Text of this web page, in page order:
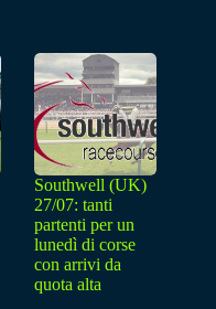
Southwell (UK)
27/07: tanti
partenti per un
lunedì di corse
con arrivi da
quota alta